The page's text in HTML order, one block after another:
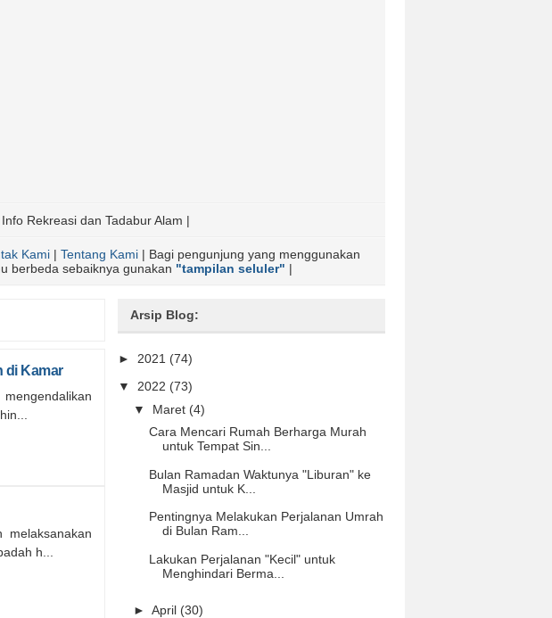
Rekreasi dan Tadabur Alam |
Kami| Tentang Kami| Bagi pengunjung yang menggunakan
berbeda sebaiknya gunakan "tampilan seluler" |
di Kamar
h...
Arsip Blog:
► 2021 (74)
▼ 2022 (73)
▼ Maret (4)
Cara Mencari Rumah Berharga Murah
untuk Tempat Sin...
Bulan Ramadan Waktunya "Liburan" ke
Masjid untuk K...
Pentingnya Melakukan Perjalanan Umrah
di Bulan Ram...
Lakukan Perjalanan "Kecil" untuk
Menghindari Berma...
► April (30)